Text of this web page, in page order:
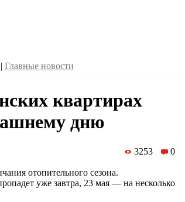
| Главные новости
квартирах
дню
3253 0
отопительного сезона.
уже завтра, 23 мая — на несколько